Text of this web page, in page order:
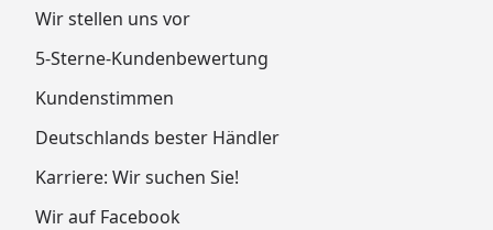
Wir stellen uns vor
5-Sterne-Kundenbewertung
Kundenstimmen
Deutschlands bester Händler
Karriere: Wir suchen Sie!
Wir auf Facebook